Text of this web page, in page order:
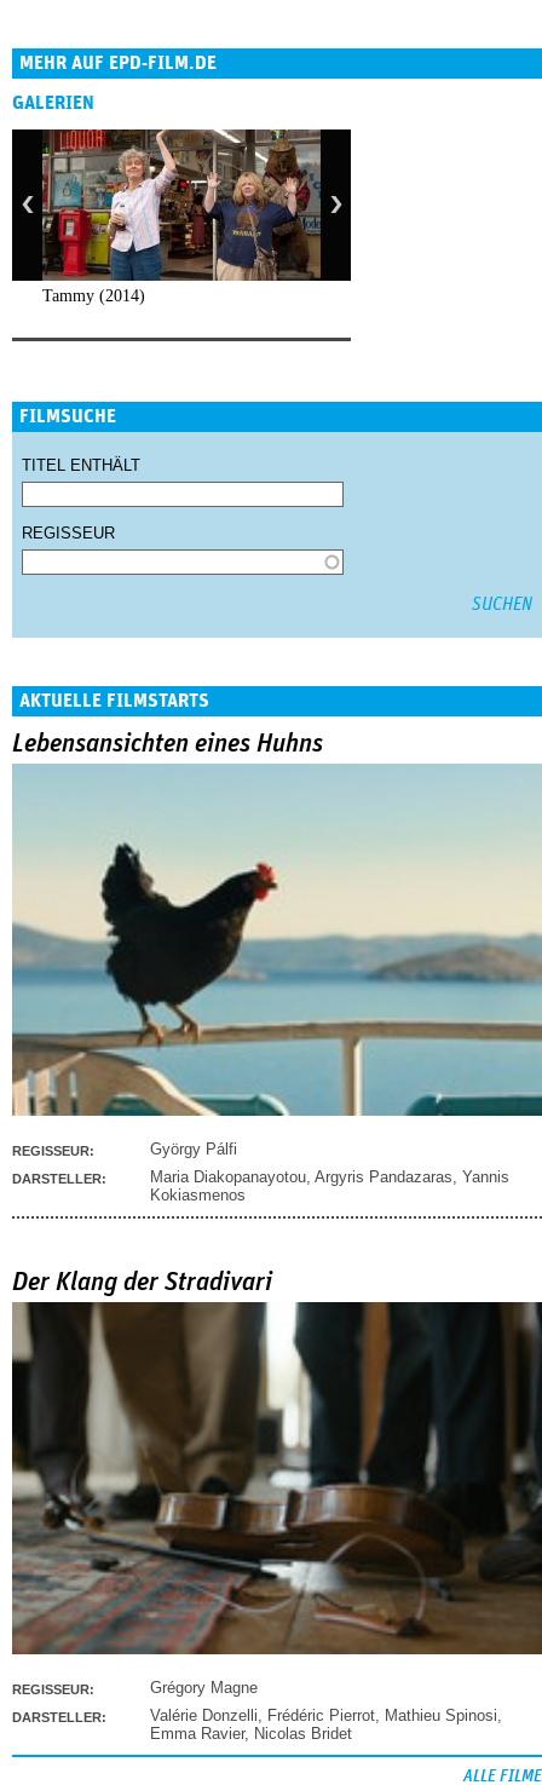
MEHR AUF EPD-FILM.DE
GALERIEN
Tammy (2014)
FILMSUCHE
TITEL ENTHÄLT
REGISSEUR
AKTUELLE FILMSTARTS
Lebensansichten eines Huhns
REGISSEUR: György Pálfi
DARSTELLER: Maria Diakopanayotou, Argyris Pandazaras, Yannis
Kokiasmenos
Der Klang der Stradivari
REGISSEUR: Grégory Magne
DARSTELLER: Valérie Donzelli, Frédéric Pierrot, Mathieu Spinosi,
Emma Ravier, Nicolas Bridet
ALLE FILME